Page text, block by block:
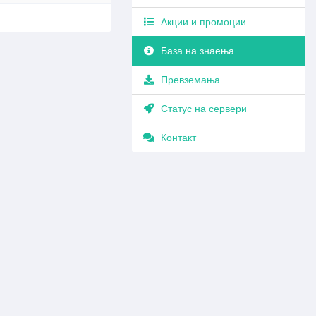
Акции и промоции
База на знаења
Превземања
Статус на сервери
Контакт